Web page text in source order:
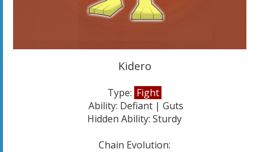
Kidero
Type: Fight
Ability: Defiant | Guts
Hidden Ability: Sturdy
Chain Evolution: